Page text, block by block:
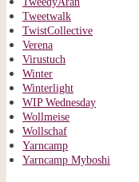
Tweetwalk
TwistCollective
Verena
Virustuch
Winter
Winterlight
WIP Wednesday
Wollmeise
Wollschaf
Yarncamp
Yarncamp Myboshi